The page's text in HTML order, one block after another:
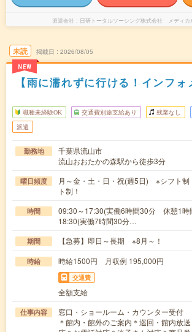
派遣会社 日研トータルソーシング株式会社 メディカ
未読
NEW
掲載日 2026/08/05
【雨に濡れずに行ける！インフォ
職種未経験OK 交通費別途支給あり 残業なし
派遣
勤務地
千葉県流山市
流山おおたかの森駅から徒歩3分
曜日頻度
月～金・土・日・祝(週5日) ※シフト
ト制！
時間
09:30～17:30(実働6時間30分 休憩1時
18:30(実働7時間30分…
期間 【急募】即日～長期 ※8月～！
時給 時給1500円 月収例 195,000円
交通費
全額支給
仕事内容
窓口・ショールーム・カウンター受付
＊館内・館外のご案内＊巡回・館内放